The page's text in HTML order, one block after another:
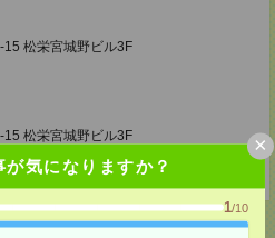
が気になりますか？
1/10
×
松栄宮城野ビル3F
松栄宮城野ビル3F